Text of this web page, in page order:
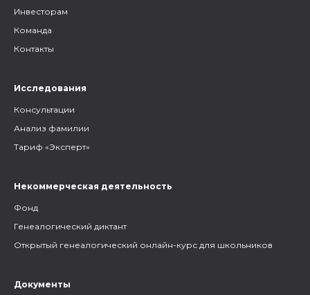
Инвесторам
Команда
Контакты
Исследования
Консультации
Анализ фамилии
Тариф «Эксперт»
Некоммерческая деятельность
Фонд
Генеалогический диктант
Открытый генеалогический онлайн-курс для школьников
Документы